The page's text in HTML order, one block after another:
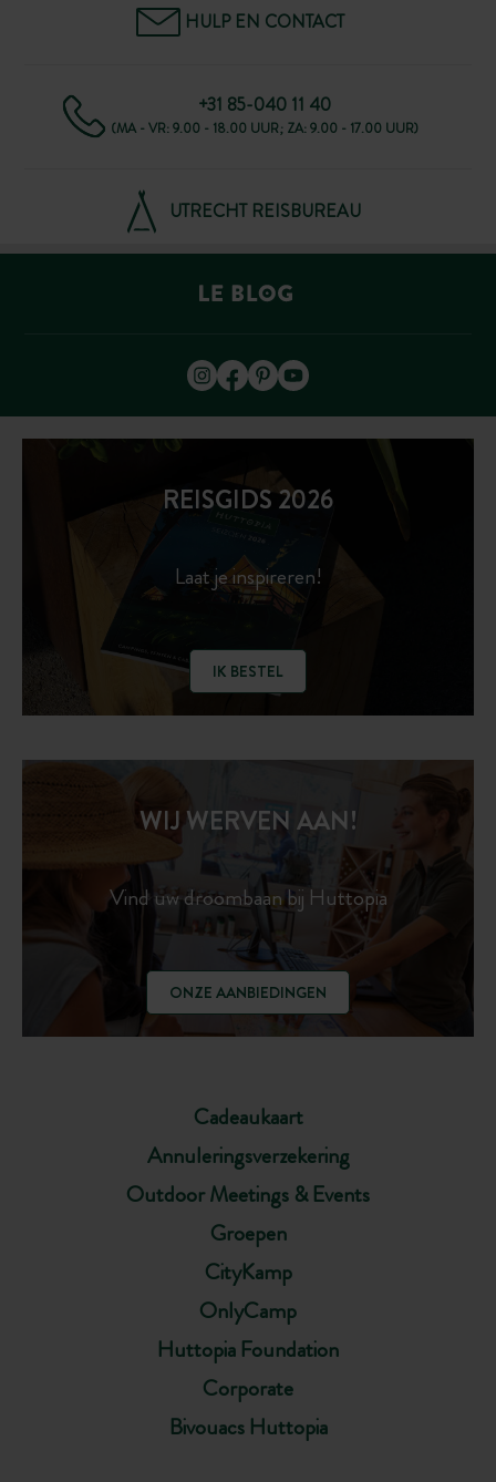
HULP EN CONTACT
+31 85-040 11 40
(MA - VR: 9.00 - 18.00 UUR; ZA: 9.00 - 17.00 UUR)
UTRECHT REISBUREAU
REISGIDS 2026
Laat je inspireren!
IK BESTEL
Cadeaukaart
Annuleringsverzekering
Outdoor Meetings & Events
Groepen
CityKamp
OnlyCamp
Huttopia Foundation
Corporate
Bivouacs Huttopia
WIJ WERVEN AAN!
Vind uw droombaan bij Huttopia
ONZE AANBIEDINGEN